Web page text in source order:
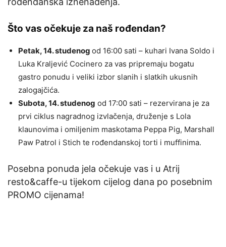
Što vas očekuje za naš rođendan?
Petak, 14. studenog od 16:00 sati – kuhari Ivana Soldo i
Luka Kraljević Cocinero za vas pripremaju bogatu
gastro ponudu i veliki izbor slanih i slatkih ukusnih
zalogajčića.
Subota, 14. studenog od 17:00 sati – rezervirana je za
prvi ciklus nagradnog izvlačenja, druženje s Lola
klaunovima i omiljenim maskotama Peppa Pig, Marshall
Paw Patrol i Stich te rođendanskoj torti i muffinima.
Posebna ponuda jela očekuje vas i u Atrij
resto&caffe-u tijekom cijelog dana po posebnim
PROMO cijenama!